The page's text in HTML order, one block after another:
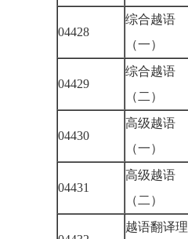
04428
综合越语
（一）
04429
综合越语
（二）
04430
高级越语
（一）
04431
高级越语
（二）
越语翻译理